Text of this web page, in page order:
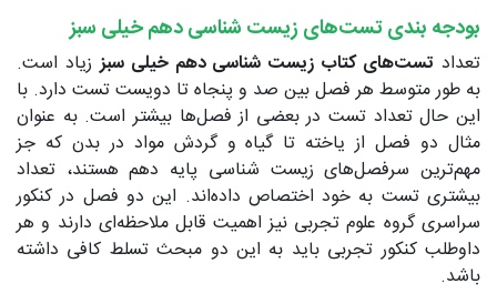
بودجه بندی تست‌های زیست شناسی دهم خیلی سبز
تعداد تست‌های کتاب زیست شناسی دهم خیلی سبززیاد است.
به طور متوسط هر فصل بین صد و پنجاه تا دویست تست دارد. با
این حال تعداد تست در بعضی از فصل‌ها بیشتر است. به عنوان
مثال دو فصل از یاخته تا گیاه و گردش مواد در بدن که جز
مهم‌ترین سرفصل‌های زیست شناسی پایه دهم هستند، تعداد
بیشتری تست به خود اختصاص داده‌اند. این دو فصل در کنکور
سراسری گروه علوم تجربی نیز اهمیت قابل ملاحظه‌ای دارند و هر
داوطلب کنکور تجربی باید به این دو مبحث تسلط کافی داشته
باشد.